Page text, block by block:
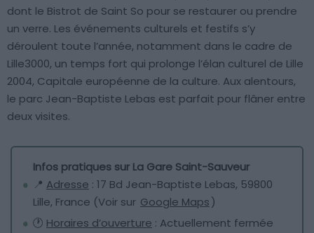
dont le Bistrot de Saint So pour se restaurer ou prendre
un verre. Les événements culturels et festifs s’y
déroulent toute l’année, notamment dans le cadre de
Lille3000, un temps fort qui prolonge l’élan culturel de Lille
2004, Capitale européenne de la culture. Aux alentours,
le parc Jean-Baptiste Lebas est parfait pour flâner entre
deux visites.
Infos pratiques sur La Gare Saint-Sauveur
📍 Adresse : 17 Bd Jean-Baptiste Lebas, 59800
Lille, France (Voir sur Google Maps)
🕐 Horaires d’ouverture : Actuellement fermée